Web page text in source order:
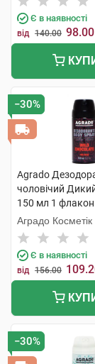
Є в наявності
від 140.00 98.00
−30%
Agrado
чоловічий
150 мл 1 флакон
Аградо
С.Л.У.
Є в наявності
від 156.00
−30%